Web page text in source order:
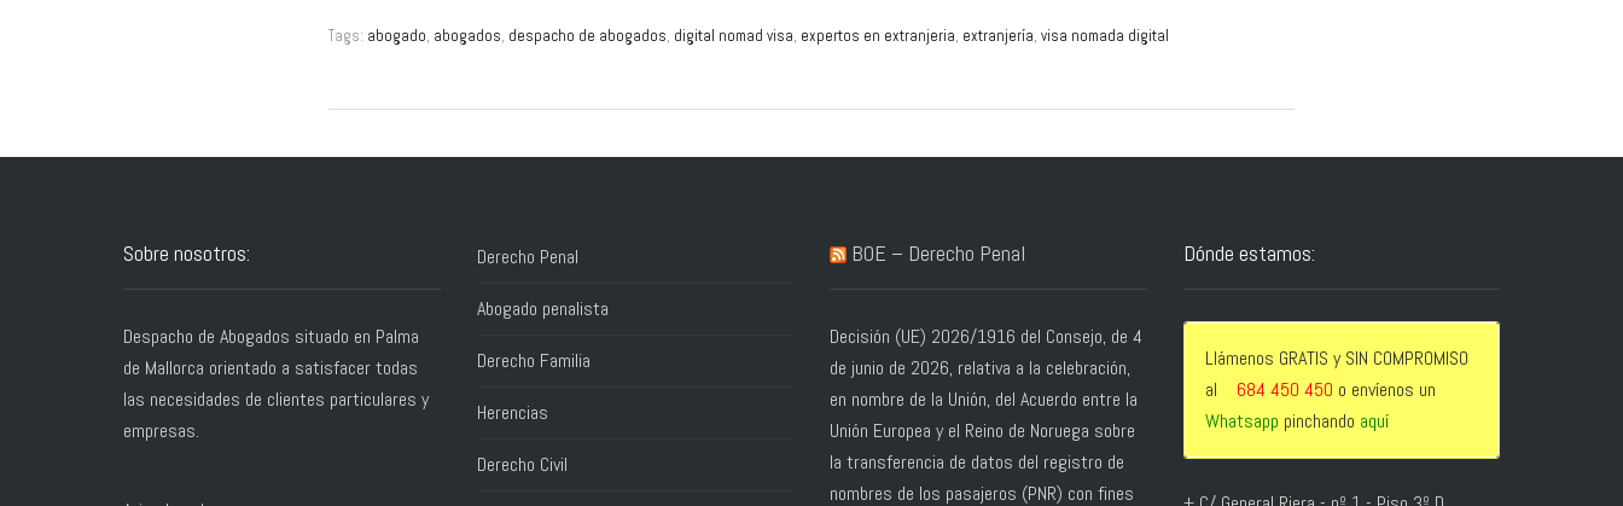
Tags: abogado, abogados, despacho de abogados, digital nomad visa, expertos en extranjeria, extranjería, visa nomada digital
Sobre nosotros:
Despacho de Abogados situado en Palma
de Mallorca orientado a satisfacer todas
las necesidades de clientes particulares y
empresas.
Derecho Penal
Abogado penalista
Derecho Familia
Herencias
Derecho Civil
BOE – Derecho Penal
Decisión (UE) 2026/1916 del Consejo, de 4
de junio de 2026, relativa a la celebración,
en nombre de la Unión, del Acuerdo entre la
Unión Europea y el Reino de Noruega sobre
la transferencia de datos del registro de
nombres de los pasajeros (PNR) con fines
Dónde estamos:
Llámenos GRATIS y SIN COMPROMISO
al 684 450 450 o envíenos un
Whatsapp pinchando aquí